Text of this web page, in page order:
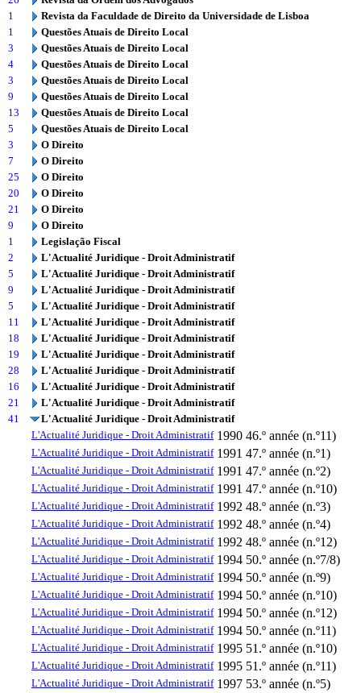
1
Revista da Faculdade de Direito da Universidade de Lisboa
1
Questões Atuais de Direito Local
3
Questões Atuais de Direito Local
4
Questões Atuais de Direito Local
3
Questões Atuais de Direito Local
9
Questões Atuais de Direito Local
13
Questões Atuais de Direito Local
5
Questões Atuais de Direito Local
3
O Direito
7
O Direito
25
O Direito
20
O Direito
21
O Direito
9
O Direito
1
Legislação Fiscal
2
L'Actualité Juridique - Droit Administratif
5
L'Actualité Juridique - Droit Administratif
9
L'Actualité Juridique - Droit Administratif
5
L'Actualité Juridique - Droit Administratif
11
L'Actualité Juridique - Droit Administratif
18
L'Actualité Juridique - Droit Administratif
19
L'Actualité Juridique - Droit Administratif
28
L'Actualité Juridique - Droit Administratif
16
L'Actualité Juridique - Droit Administratif
21
L'Actualité Juridique - Droit Administratif
41
L'Actualité Juridique - Droit Administratif
L'Actualité Juridique - Droit Administratif 1990 46.º année (n.º11)
L'Actualité Juridique - Droit Administratif 1991 47.º année (n.º1)
L'Actualité Juridique - Droit Administratif 1991 47.º année (n.º2)
L'Actualité Juridique - Droit Administratif 1991 47.º année (n.º10)
L'Actualité Juridique - Droit Administratif 1992 48.º année (n.º3)
L'Actualité Juridique - Droit Administratif 1992 48.º année (n.º4)
L'Actualité Juridique - Droit Administratif 1992 48.º année (n.º12)
L'Actualité Juridique - Droit Administratif 1994 50.º année (n.º7/8)
L'Actualité Juridique - Droit Administratif 1994 50.º année (n.º9)
L'Actualité Juridique - Droit Administratif 1994 50.º année (n.º10)
L'Actualité Juridique - Droit Administratif 1994 50.º année (n.º12)
L'Actualité Juridique - Droit Administratif 1994 50.º année (n.º11)
L'Actualité Juridique - Droit Administratif 1995 51.º année (n.º10)
L'Actualité Juridique - Droit Administratif 1995 51.º année (n.º11)
L'Actualité Juridique - Droit Administratif 1997 53.º année (n.º5)